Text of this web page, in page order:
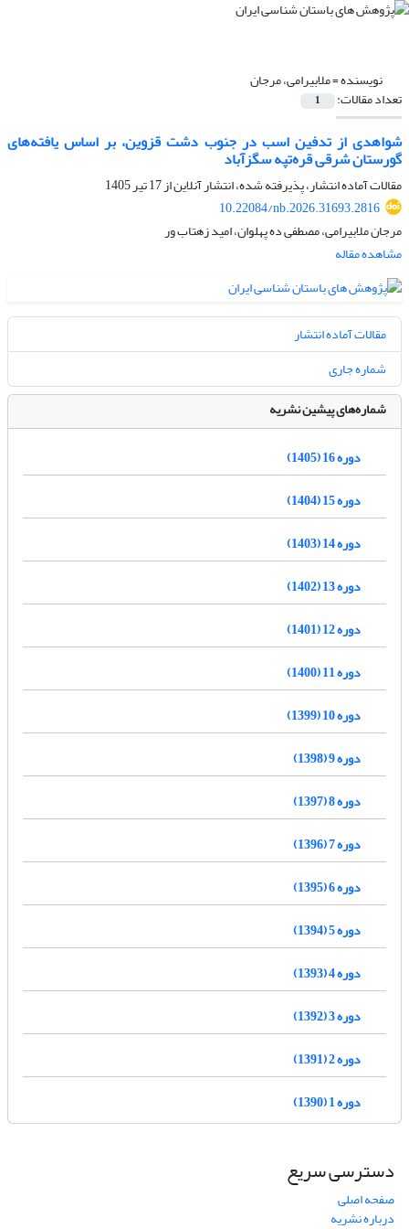
نویسنده =ملابیرامی، مرجان
تعداد مقالات: 1
شواهدی از تدفین اسب در جنوب دشت قزوین، بر اساس یافته‌های
گورستان شرقی قره‌تپه سگزآباد
مقالات آماده انتشار، پذیرفته شده، انتشار آنلاین از17 تیر 1405
10.22084/nb.2026.31693.2816
مرجان ملابیرامی، مصطفی ده پهلوان، امید زهتاب ور
مشاهده مقاله
مقالات آماده انتشار
شماره جاری
شماره‌های پیشین نشریه
دوره 16 (1405)
دوره 15 (1404)
دوره 14 (1403)
دوره 13 (1402)
دوره 12 (1401)
دوره 11 (1400)
دوره 10 (1399)
دوره 9 (1398)
دوره 8 (1397)
دوره 7 (1396)
دوره 6 (1395)
دوره 5 (1394)
دوره 4 (1393)
دوره 3 (1392)
دوره 2 (1391)
دوره 1 (1390)
دسترسی سریع
صفحه اصلی
درباره نشریه